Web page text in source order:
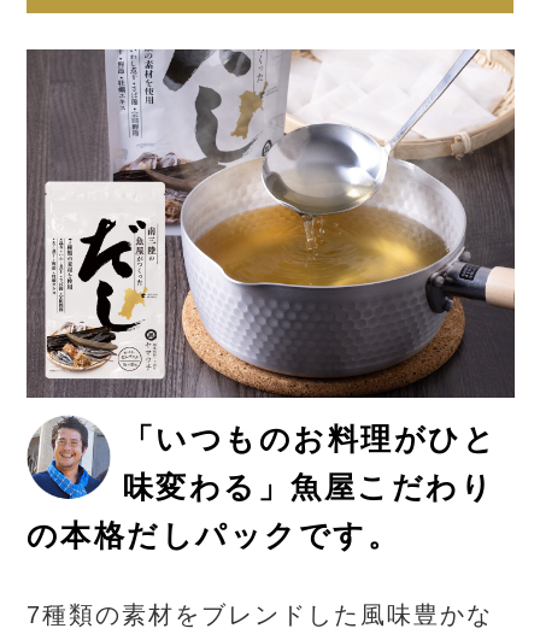
「いつものお料理がひと
味変わる」魚屋こだわり
の本格だしパックです。
7種類の素材をブレンドした風味豊かな